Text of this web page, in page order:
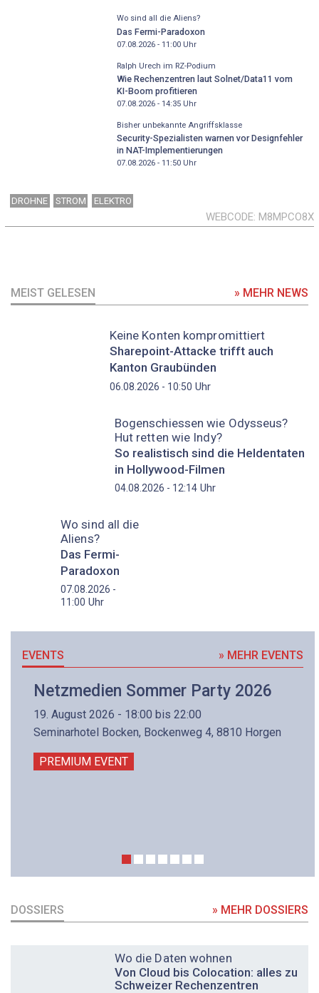
Wo sind all die Aliens?
Das Fermi-Paradoxon
07.08.2026 - 11:00Uhr
Ralph Urech im RZ-Podium
Wie Rechenzentren laut Solnet/Data11 vom
KI-Boom profitieren
07.08.2026 - 14:35Uhr
Bisher unbekannte Angriffsklasse
Security-Spezialisten warnen vor Designfehler
in NAT-Implementierungen
07.08.2026 - 11:50Uhr
DROHNE STROM ELEKTRO
WEBCODE M8MPCO8X
MEIST GELESEN » MEHR NEWS
Keine Konten kompromittiert
Sharepoint-Attacke trifft auch
Kanton Graubünden
06.08.2026 - 10:50 Uhr
Bogenschiessen wie Odysseus?
Hut retten wie Indy?
So realistisch sind die Heldentaten
in Hollywood-Filmen
04.08.2026 - 12:14Uhr
Wo sind all die
Aliens?
Das Fermi-
Paradoxon
07.08.2026 -
11:00 Uhr
EVENTS » MEHR EVENTS
Netzmedien Sommer Party 2026
19. August 2026 - 18:00 bis 22:00
Seminarhotel Bocken, Bockenweg 4, 8810 Horgen
PREMIUM EVENT
DOSSIERS » MEHR DOSSIERS
Wo die Daten wohnen
Von Cloud bis Colocation: alles zu
Schweizer Rechenzentren